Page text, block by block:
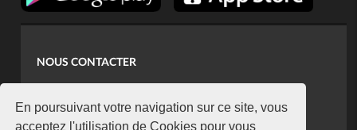
En poursuivant votre navigation sur ce site, vous
acceptez l'utilisation de Cookies pour vous
NOUS CONTACTER
koaci@yahoo.fr